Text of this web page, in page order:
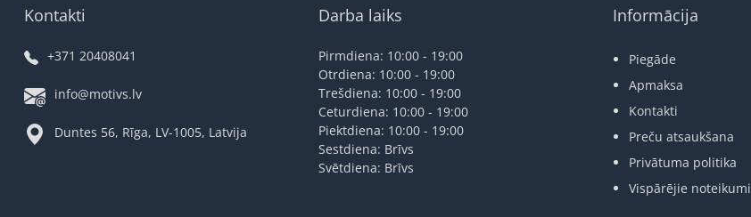
Kontakti
+371 20408041
info@motivs.lv
Duntes 56, Rīga, LV-1005, Latvija
Darba laiks
Pirmdiena: 10:00 - 19:00
Otrdiena: 10:00 - 19:00
Trešdiena: 10:00 - 19:00
Ceturdiena: 10:00 - 19:00
Piektdiena: 10:00 - 19:00
Sestdiena: Brīvs
Svētdiena: Brīvs
Informācija
Piegāde
Apmaksa
Kontakti
Preču atsaukšana
Privātuma politika
Vispārējie noteikumi